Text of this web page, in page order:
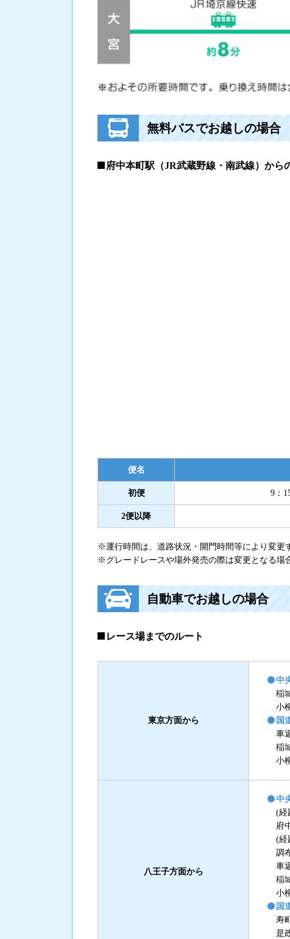
無料バスでお越しの場合
府中本町駅（JR武蔵野線・南武線）から
便名
初便 9：
2便以降
※運行時間は、道路状況・開門時間等により変更
※グレードレースや場外発売の際は変更となる場
自動車でお越しの場合
レース場までのルート
東京方面から
中
稲
小
国
車
稲
小
八王子方面から
中
(経
府
(経
調
車
稲
小
国
寿
是